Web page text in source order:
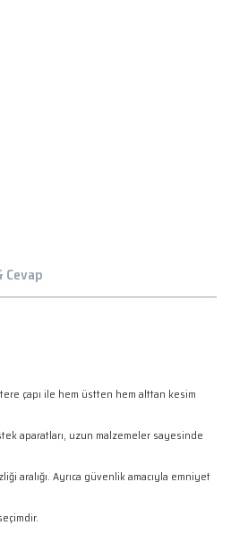
Cevap
çapı ile hem üstten hem alttan kesim
aparatları, uzun malzemeler sayesinde
aralığı. Ayrıca güvenlik amacıyla emniyet